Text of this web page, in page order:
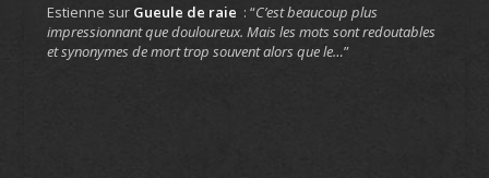
Estienne sur Gueule de raie : “C’est beaucoup plus
impressionnant que douloureux. Mais les mots sont redoutables
et synonymes de mort trop souvent alors que le…”